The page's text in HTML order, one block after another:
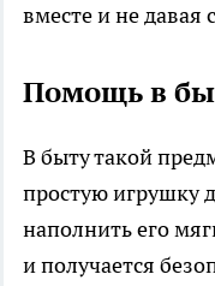
вместе и не давая
Помощь в
В быту такой
простую игрушку
наполнить его
и получается